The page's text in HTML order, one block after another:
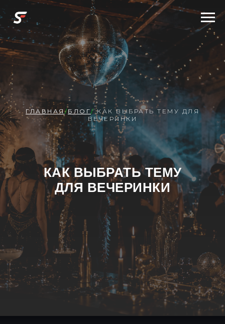
ГЛАВНАЯ/БЛОГ/КАК ВЫБРАТЬ ТЕМУ ДЛЯ
ВЕЧЕРИНКИ
КАК ВЫБРАТЬ ТЕМУ
ДЛЯ ВЕЧЕРИНКИ